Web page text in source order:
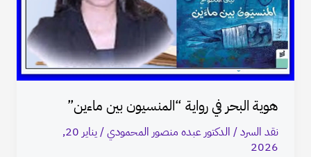
هوية البحر في رواية “المنسيون بين ماءين”
نقد السرد/ الدكتور عبده منصور المحمودي/
يناير 20,
2026
“المنسيون
بين
ماءين”